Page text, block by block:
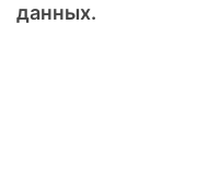
данных.